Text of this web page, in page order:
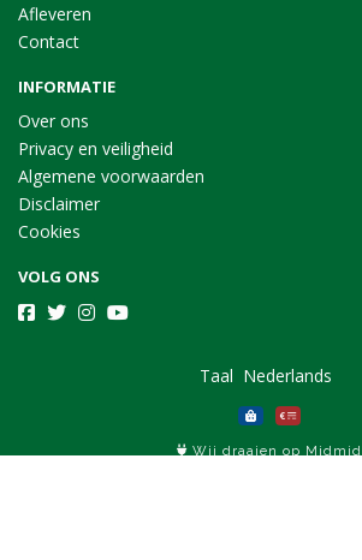
Afleveren
Contact
INFORMATIE
Over ons
Privacy en veiligheid
Algemene voorwaarden
Disclaimer
Cookies
VOLG ONS
Taal
Wij draaien op Midmid